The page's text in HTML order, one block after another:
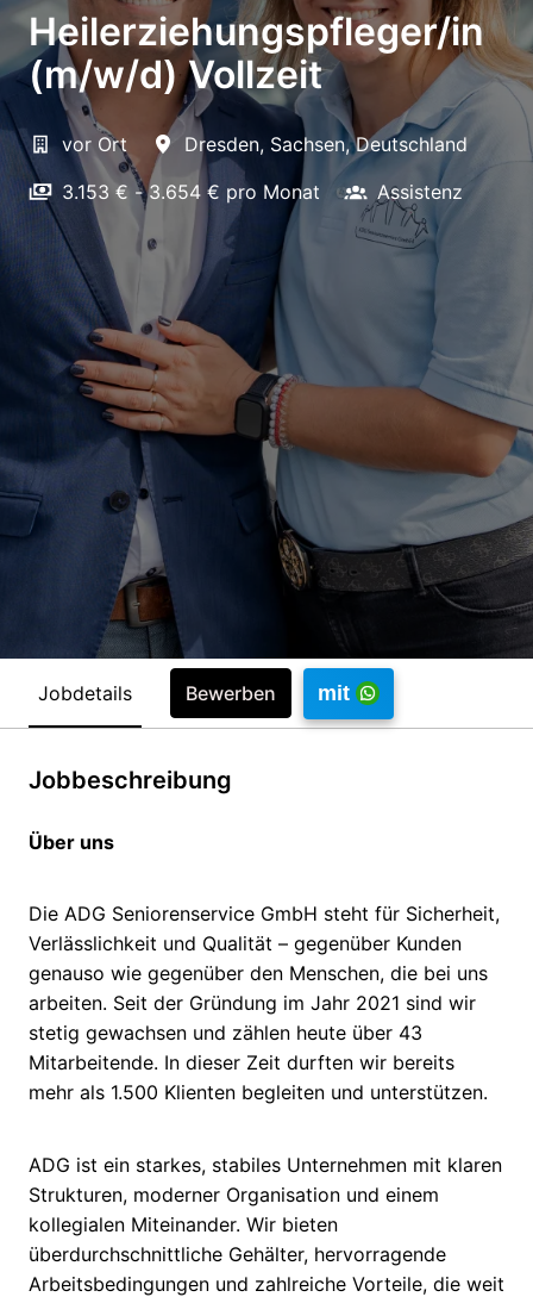
Heilerziehungspfleger/in
(m/w/d) Vollzeit
vor Ort Dresden, Sachsen, Deutschland
3.153 € - 3.654 € pro Monat
Assistenz
Jobdetails Bewerben mit
Jobbeschreibung
Über uns
Die ADG Seniorenservice GmbH steht für Sicherheit,
Verlässlichkeit und Qualität – gegenüber Kunden
genauso wie gegenüber den Menschen, die bei uns
arbeiten. Seit der Gründung im Jahr 2021 sind wir
stetig gewachsen und zählen heute über 43
Mitarbeitende. In dieser Zeit durften wir bereits
mehr als 1.500 Klienten begleiten und unterstützen.
ADG ist ein starkes, stabiles Unternehmen mit klaren
Strukturen, moderner Organisation und einem
kollegialen Miteinander. Wir bieten
überdurchschnittliche Gehälter, hervorragende
Arbeitsbedingungen und zahlreiche Vorteile, die weit